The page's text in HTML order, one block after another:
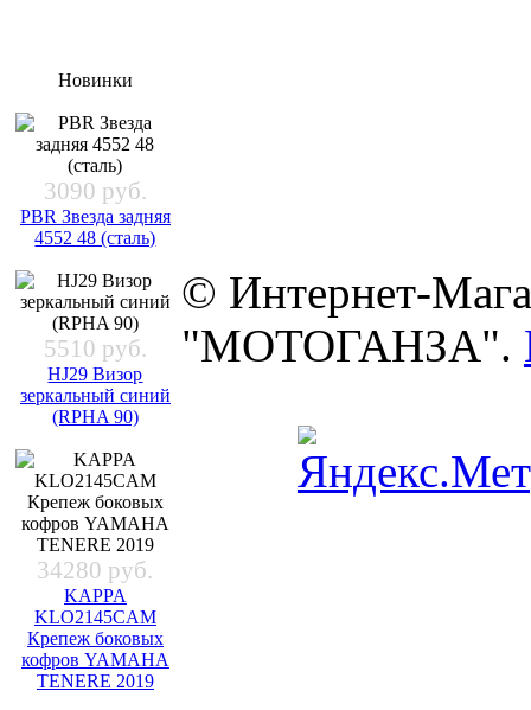
Новинки
3090 руб.
PBR Звезда задняя
4552 48 (сталь)
5510 руб.
HJ29 Визор
зеркальный синий
(RPHA 90)
34280 руб.
KAPPA
KLO2145CAM
Крепеж боковых
кофров YAMAHA
TENERE 2019
© Интернет-
"МОТОГАНЗА".